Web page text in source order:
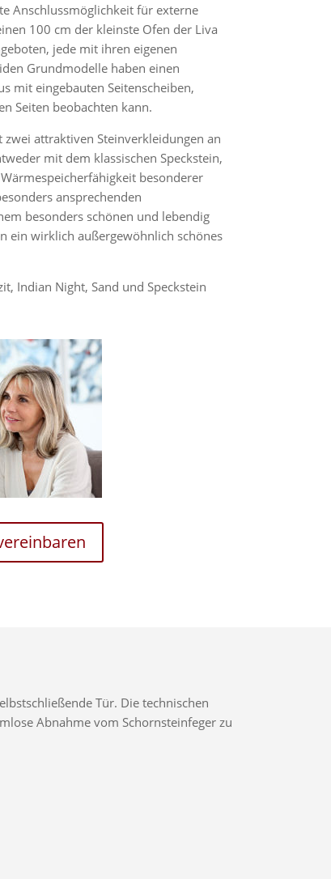
Anschlussmöglichkeit für externe
100 cm der kleinste Ofen der Liva
jede mit ihren eigenen
Grundmodelle haben einen
mit eingebauten Seitenscheiben,
Seiten beobachten kann.
attraktiven Steinverkleidungen an
mit dem klassischen Speckstein,
besonderer
ansprechenden
besonders schönen und lebendig
ein wirklich außergewöhnlich schönes
Indian Night, Sand und Speckstein
Tür. Die technischen
Abnahme vom Schornsteinfeger zu